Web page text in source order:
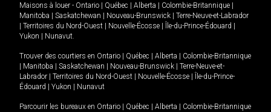
Maisons à louer - Ontario Québec Alberta Colombie-Britannique
Manitoba
Saskatchewan Nouveau-Brunswick
Terre-Neuve-et-Labrador
Territoires du Nord-Ouest Nouvelle-Écosse Île-du-Prince-Édouard
Yukon
Nunavut.
Trouver des courtiers en Ontario Québec Alberta
Colombie-Britannique
Manitoba Saskatchewan Nouveau-Brunswick
Terre-Neuve-et-
Labrador
Territoires du Nord-Ouest Nouvelle-Écosse
Île-du-Prince-
Édouard
Yukon Nunavut
Parcourir les bureaux en Ontario Québec Alberta
Colombie-Britannique